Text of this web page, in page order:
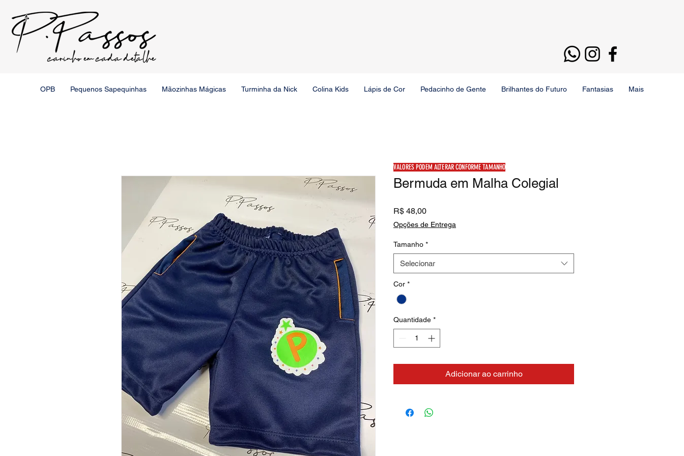
OPB Pequenos Sapequinhas Mãozinhas Mágicas Turminha da Nick Colina Kids Lápis de Cor Pedacinho de Gente Brilhantes do Futuro Fantasias Mais
Bermuda em Malha Colegial
R$ 48,00Preço
Opções de Entrega
Tamanho *
Selecionar
Cor *
Quantidade *
Adicionar ao carrinho
VALORES PODEM ALTERAR CONFORME TAMANHO